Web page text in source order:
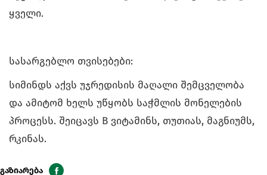
ყველი.
სასარგებლო თვისებები:
სიმინდს აქვს უჯრედისის მაღალი შემცველობა
და ამიტომ ხელს უწყობს საჭმლის მონელების
პროცესს. შეიცავს B ვიტამინს, თუთიას, მაგნიუმს,
რკინას.
გაზიარება